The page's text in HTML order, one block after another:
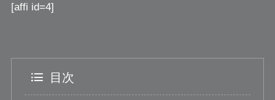
[affi id=4]
目次